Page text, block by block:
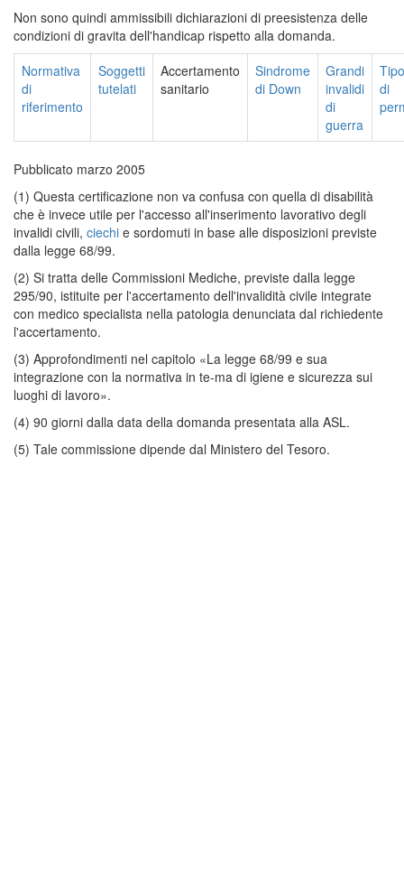
Non sono quindi ammissibili dichiarazioni di preesistenza delle
condizioni di gravita dell'handicap rispetto alla domanda.
Normativa
di
riferimento
Soggetti
tutelati
Accertamento
sanitario
Sindrome
di Down
Grandi
invalidi
di
guerra
di
Pubblicato marzo 2005
(1) Questa certificazione non va confusa con quella di disabilità
che è invece utile per l'accesso all'inserimento lavorativo degli
invalidi civili, ciechi e sordomuti in base alle disposizioni previste
dalla legge 68/99.
(2) Si tratta delle Commissioni Mediche, previste dalla legge
295/90, istituite per l'accertamento dell'invalidità civile integrate
con medico specialista nella patologia denunciata dal richiedente
l'accertamento.
(3) Approfondimenti nel capitolo «La legge 68/99 e sua
integrazione con la normativa in te-ma di igiene e sicurezza sui
luoghi di lavoro».
(4) 90 giorni dalla data della domanda presentata alla ASL.
(5) Tale commissione dipende dal Ministero del Tesoro.